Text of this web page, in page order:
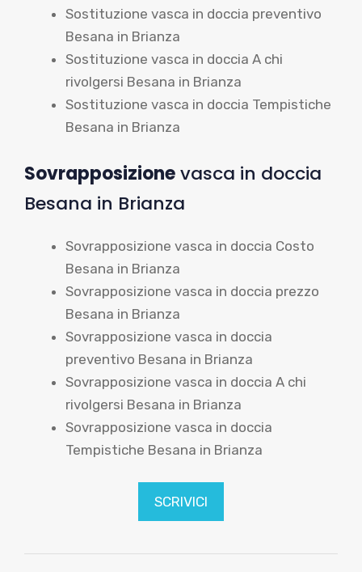
Sostituzione vasca in doccia preventivo
Besana in Brianza
Sostituzione vasca in doccia A chi
rivolgersi Besana in Brianza
Sostituzione vasca in doccia Tempistiche
Besana in Brianza
Sovrapposizionevasca in doccia
Besana in Brianza
Sovrapposizione vasca in doccia Costo
Besana in Brianza
Sovrapposizione vasca in doccia prezzo
Besana in Brianza
Sovrapposizione vasca in doccia
preventivo Besana in Brianza
Sovrapposizione vasca in doccia A chi
rivolgersi Besana in Brianza
Sovrapposizione vasca in doccia
Tempistiche Besana in Brianza
SCRIVICI